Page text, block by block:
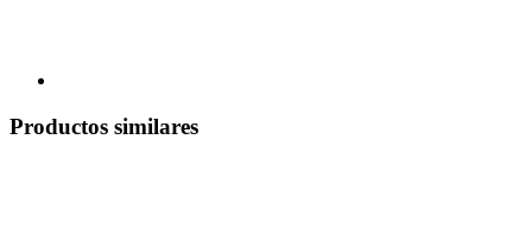
Productos similares